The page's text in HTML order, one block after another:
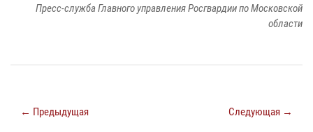
Пресс-служба Главного управления Росгвардии по Московской
области
← Предыдущая Следующая →